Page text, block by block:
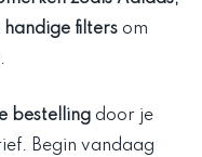
handige filters om
bestelling door je
Begin vandaag